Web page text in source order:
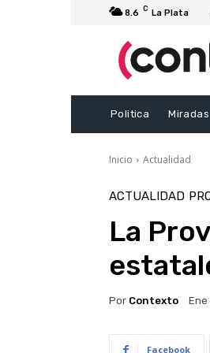
8.6 C La Plata
Politica Miradas
Inicio Actualidad
ACTUALIDAD
La
Por Contexto Ene
Facebook